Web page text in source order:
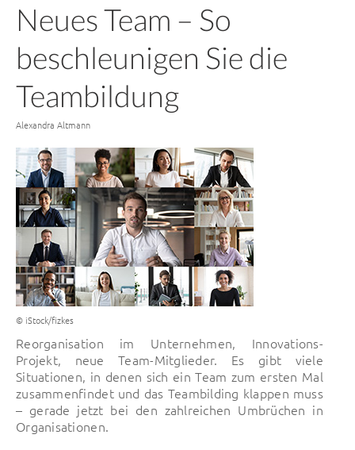
Neues Team – So
beschleunigen Sie die
Teambildung
Von
Alexandra Altmann
© iStock/fizkes
Reorganisation im Unternehmen, Innovations-
Projekt, neue Team-Mitglieder. Es gibt viele
Situationen, in denen sich ein Team zum ersten Mal
zusammenfindet und das Teambilding klappen muss
– gerade jetzt bei den zahlreichen Umbrüchen in
Organisationen.